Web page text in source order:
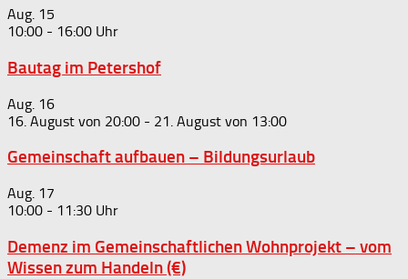
Aug. 15
10:00 - 16:00
Bautag im Petershof
Aug. 16
16. August von 20:00 - 21. August von 13:00
Gemeinschaft aufbauen – Bildungsurlaub
Aug. 17
10:00 - 11:30
Demenz im Gemeinschaftlichen Wohnprojekt – vom
Wissen zum Handeln (€)